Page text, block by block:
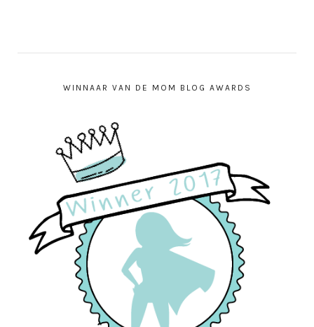
WINNAAR VAN DE MOM BLOG AWARDS